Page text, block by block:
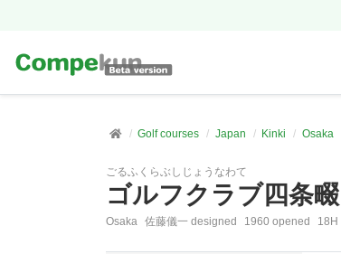
Golf courses Japan Kinki Osaka
ごるふくらぶしじょうなわて
ゴルフクラブ四条畷
Osaka 佐藤儀一 designed 1960 opened 18H